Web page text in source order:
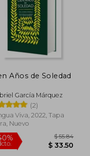
45%
dcto. $
Años de Soledad
García Márquez
(2)
Viva, 2022, Tapa
Nuevo